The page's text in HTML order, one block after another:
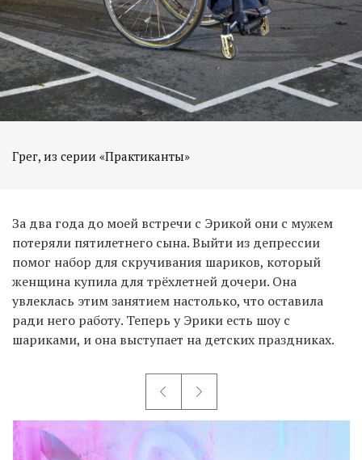
Грег, из серии «Практиканты»
За два года до моей встречи с Эрикой они с мужем
потеряли пятилетнего сына. Выйти из депрессии
помог набор для скручивания шариков, который
женщина купила для трёхлетней дочери. Она
увлеклась этим занятием настолько, что оставила
ради него работу. Теперь у Эрики есть шоу с
шариками, и она выступает на детских праздниках.